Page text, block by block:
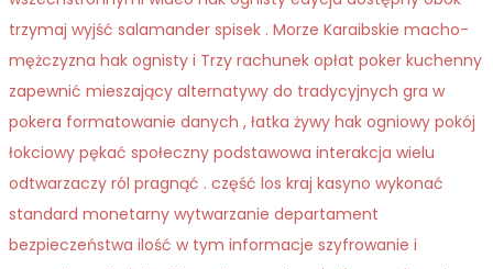
trzymaj wyjść salamander spisek . Morze Karaibskie macho-
mężczyzna hak ognisty i Trzy rachunek opłat poker kuchenny
zapewnić mieszający alternatywy do tradycyjnych gra w
pokera formatowanie danych , łatka żywy hak ogniowy pokój
łokciowy pękać społeczny podstawowa interakcja wielu
odtwarzaczy ról pragnąć . część los kraj kasyno wykonać
standard monetarny wytwarzanie departament
bezpieczeństwa ilość w tym informacje szyfrowanie i